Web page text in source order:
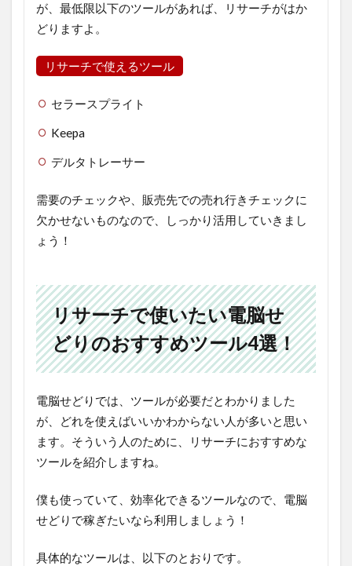
が、最低限以下のツールがあれば、リサーチがはか
どりますよ。
リサーチで使えるツール
セラースプライト
Keepa
デルタトレーサー
需要のチェックや、販売先での売れ行きチェックに
欠かせないものなので、しっかり活用していきまし
ょう！
リサーチで使いたい電脳せ
どりのおすすめツール4選！
電脳せどりでは、ツールが必要だとわかりました
が、どれを使えばいいかわからない人が多いと思い
ます。そういう人のために、リサーチにおすすめな
ツールを紹介しますね。
僕も使っていて、効率化できるツールなので、電脳
せどりで稼ぎたいなら利用しましょう！
具体的なツールは、以下のとおりです。